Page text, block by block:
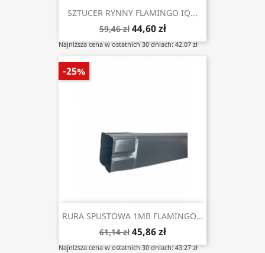
SZTUCER RYNNY FLAMINGO IQ...
59,46 zł 44,60 zł
Najniższa cena w ostatnich 30 dniach: 42.07 zł
RURA SPUSTOWA 1MB FLAMINGO...
61,14 zł 45,86 zł
Najniższa cena w ostatnich 30 dniach: 43.27 zł
-25%